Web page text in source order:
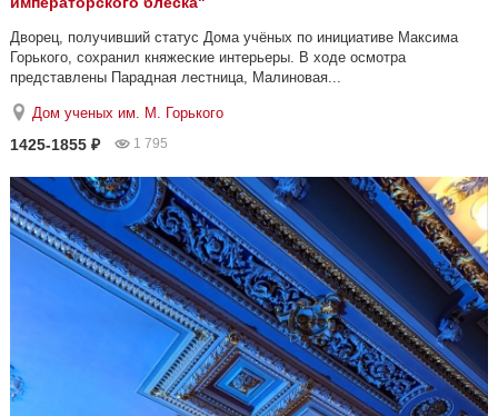
Дворец, получивший статус Дома учёных по инициативе Максима
Горького, сохранил княжеские интерьеры. В ходе осмотра
представлены Парадная лестница, Малиновая...
Дом ученых им. М. Горького
1425-1855 ₽ 1 795